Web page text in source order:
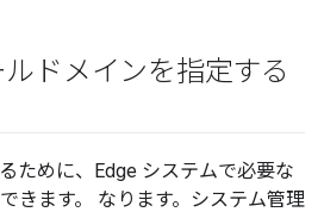
ドメインを指定する
ために、Edge システムで必要な
きます。 なります。システム管理